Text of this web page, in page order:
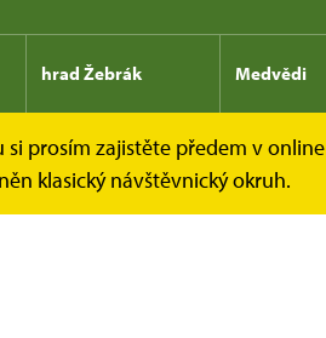
hrad Žebrák Medvědi
prosím zajistěte předem v online
klasický návštěvnický okruh.